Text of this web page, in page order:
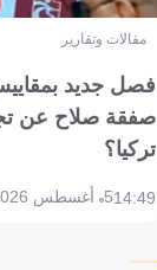
مقالات وتقارير
فصل جديد
صفقة صلاح عن
تركيا؟
14:495 أغسطس 2026